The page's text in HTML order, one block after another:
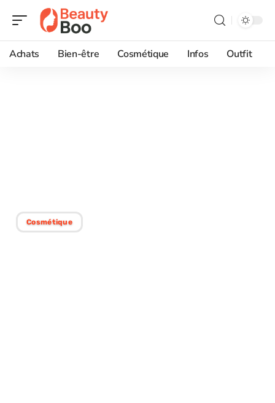
Achats Bien-être Cosmétique Infos Outfit
Cosmétique